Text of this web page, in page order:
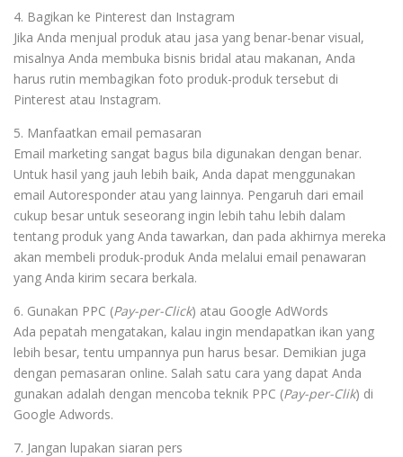
4. Bagikan ke Pinterest dan Instagram
Jika Anda menjual produk atau jasa yang benar-benar visual,
misalnya Anda membuka bisnis bridal atau makanan, Anda
harus rutin membagikan foto produk-produk tersebut di
Pinterest atau Instagram.
5. Manfaatkan email pemasaran
Email marketing sangat bagus bila digunakan dengan benar.
Untuk hasil yang jauh lebih baik, Anda dapat menggunakan
email Autoresponder atau yang lainnya. Pengaruh dari email
cukup besar untuk seseorang ingin lebih tahu lebih dalam
tentang produk yang Anda tawarkan, dan pada akhirnya mereka
akan membeli produk-produk Anda melalui email penawaran
yang Anda kirim secara berkala.
6. Gunakan PPC (Pay-per-Click) atau Google AdWords
Ada pepatah mengatakan, kalau ingin mendapatkan ikan yang
lebih besar, tentu umpannya pun harus besar. Demikian juga
dengan pemasaran online. Salah satu cara yang dapat Anda
gunakan adalah dengan mencoba teknik PPC (Pay-per-Clik) di
Google Adwords.
7. Jangan lupakan siaran pers